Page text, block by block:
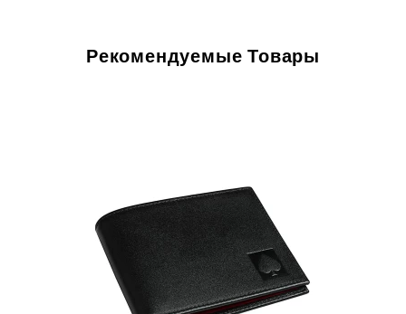
Рекомендуемые Товары